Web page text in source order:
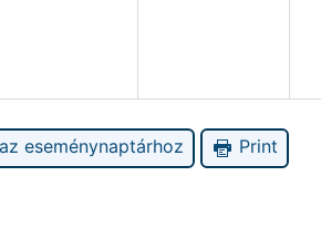
eseménynaptárhoz Print